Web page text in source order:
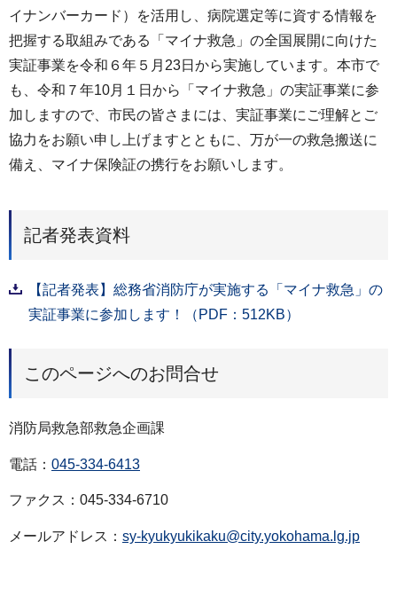
イナンバーカード）を活用し、病院選定等に資する情報を
把握する取組みである「マイナ救急」の全国展開に向けた
実証事業を令和６年５月23日から実施しています。本市で
も、令和７年10月１日から「マイナ救急」の実証事業に参
加しますので、市民の皆さまには、実証事業にご理解とご
協力をお願い申し上げますとともに、万が一の救急搬送に
備え、マイナ保険証の携行をお願いします。
記者発表資料
【記者発表】総務省消防庁が実施する「マイナ救急」の
実証事業に参加します！（PDF：512KB）
このページへのお問合せ
消防局救急部救急企画課
電話： 045-334-6413
ファクス：045-334-6710
メールアドレス： sy-kyukyukikaku@city.yokohama.lg.jp